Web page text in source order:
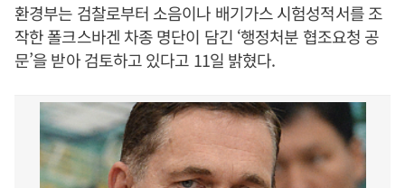
환경부는 검찰로부터 소음이나 배기가스 시험성적서를 조
작한 폴크스바겐 차종 명단이 담긴 ‘행정처분 협조요청 공
문’을 받아 검토하고 있다고 11일 밝혔다.